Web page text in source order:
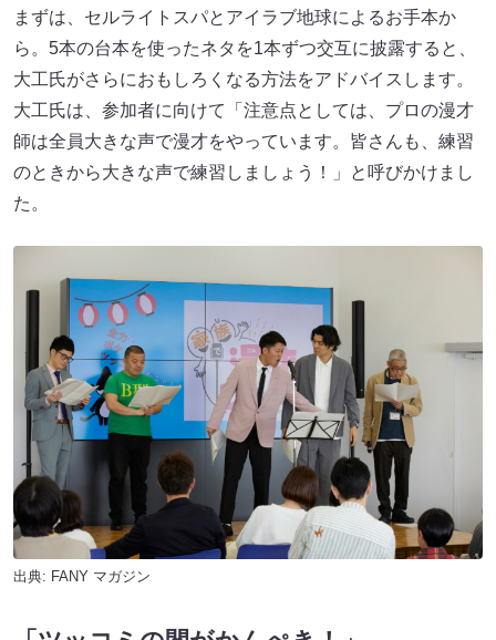
まずは、セルライトスパとアイラブ地球によるお手本か
ら。5本の台本を使ったネタを1本ずつ交互に披露すると、
大工氏がさらにおもしろくなる方法をアドバイスします。
大工氏は、参加者に向けて「注意点としては、プロの漫才
師は全員大きな声で漫才をやっています。皆さんも、練習
のときから大きな声で練習しましょう！」と呼びかけまし
た。
出典: FANY マガジン